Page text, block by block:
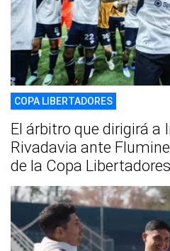
COPA LIBERTADORES
El árbitro que dirigirá a
Rivadavia ante
de la Copa Libertadores